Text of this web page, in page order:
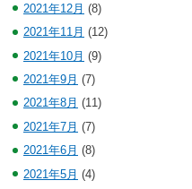
2021年12月 (8)
2021年11月 (12)
2021年10月 (9)
2021年9月 (7)
2021年8月 (11)
2021年7月 (7)
2021年6月 (8)
2021年5月 (4)